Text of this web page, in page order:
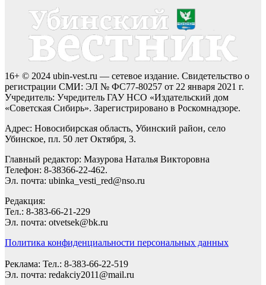
16+ © 2024 ubin-vest.ru — сетевое издание. Свидетельство о
регистрации СМИ: ЭЛ № ФС77-80257 от 22 января 2021 г.
Учредитель: Учредитель ГАУ НСО «Издательский дом
«Советская Сибирь». Зарегистрировано в Роскомнадзоре.
Адрес: Новосибирская область, Убинский район, село
Убинское, пл. 50 лет Октября, 3.
Главный редактор: Мазурова Наталья Викторовна
Телефон: 8-38366-22-462.
Эл. почта: ubinka_vesti_red@nso.ru
Редакция:
Тел.: 8-383-66-21-229
Эл. почта: otvetsek@bk.ru
Политика конфиденциальности персональных данных
Реклама: Тел.: 8-383-66-22-519
Эл. почта: redakciy2011@mail.ru